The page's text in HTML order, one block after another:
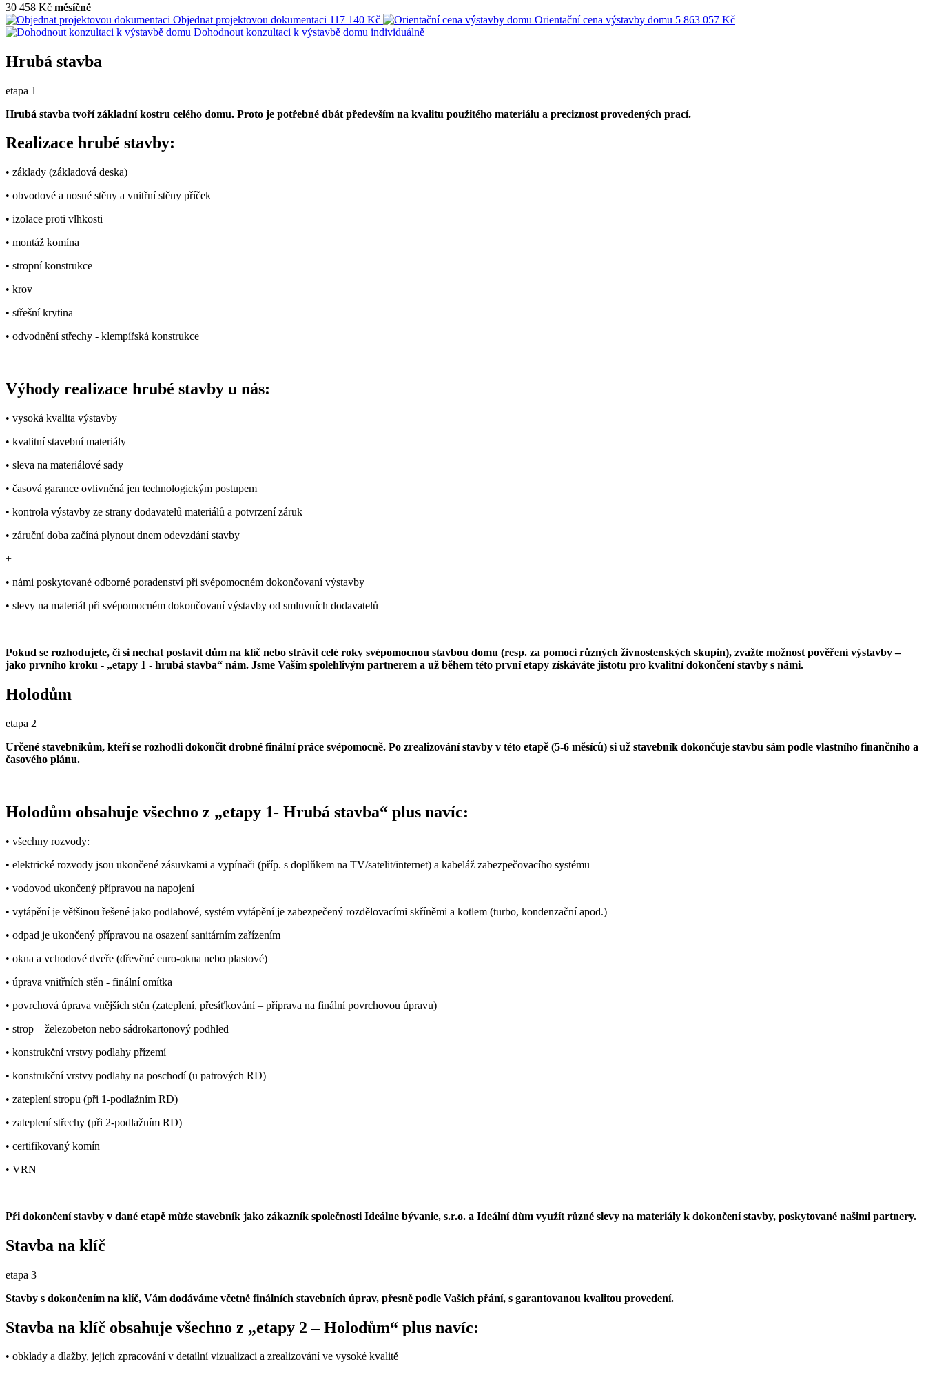
30 458 Kč měsíčně
Objednat projektovou dokumentaci 117 140 Kč Orientační cena výstavby domu 5 863 057 Kč
Dohodnout konzultaci k výstavbě domu individuálně
Hrubá stavba
etapa 1
Hrubá stavba tvoří základní kostru celého domu. Proto je potřebné dbát především na kvalitu použitého materiálu a preciznost provedených prací.
Realizace hrubé stavby:
• základy (základová deska)
• obvodové a nosné stěny a vnitřní stěny příček
• izolace proti vlhkosti
• montáž komína
• stropní konstrukce
• krov
• střešní krytina
• odvodnění střechy - klempířská konstrukce
Výhody realizace hrubé stavby u nás:
• vysoká kvalita výstavby
• kvalitní stavební materiály
• sleva na materiálové sady
• časová garance ovlivněná jen technologickým postupem
• kontrola výstavby ze strany dodavatelů materiálů a potvrzení záruk
• záruční doba začíná plynout dnem odevzdání stavby
+
• námi poskytované odborné poradenství při svépomocném dokončovaní výstavby
• slevy na materiál při svépomocném dokončovaní výstavby od smluvních dodavatelů
Pokud se rozhodujete, či si nechat postavit dům na klíč nebo strávit celé roky svépomocnou stavbou domu (resp. za pomoci různých živnostenských skupin), zvažte možnost pověření výstavby –
jako prvního kroku - „etapy 1 - hrubá stavba“ nám. Jsme Vaším spolehlivým partnerem a už během této první etapy získáváte jistotu pro kvalitní dokončení stavby s námi.
Holodům
etapa 2
Určené stavebníkům, kteří se rozhodli dokončit drobné finální práce svépomocně. Po zrealizování stavby v této etapě (5-6 měsíců) si už stavebník dokončuje stavbu sám podle vlastního finančního a
časového plánu.
Holodům obsahuje všechno z „etapy 1- Hrubá stavba“ plus navíc:
• všechny rozvody:
• elektrické rozvody jsou ukončené zásuvkami a vypínači (příp. s doplňkem na TV/satelit/internet) a kabeláž zabezpečovacího systému
• vodovod ukončený přípravou na napojení
• vytápění je většinou řešené jako podlahové, systém vytápění je zabezpečený rozdělovacími skříněmi a kotlem (turbo, kondenzační apod.)
• odpad je ukončený přípravou na osazení sanitárním zařízením
• okna a vchodové dveře (dřevěné euro-okna nebo plastové)
• úprava vnitřních stěn - finální omítka
• povrchová úprava vnějších stěn (zateplení, přesíťkování – příprava na finální povrchovou úpravu)
• strop – železobeton nebo sádrokartonový podhled
• konstrukční vrstvy podlahy přízemí
• konstrukční vrstvy podlahy na poschodí (u patrových RD)
• zateplení stropu (při 1-podlažním RD)
• zateplení střechy (při 2-podlažním RD)
• certifikovaný komín
• VRN
Při dokončení stavby v dané etapě může stavebník jako zákazník společnosti Ideálne bývanie, s.r.o. a Ideální dům využít různé slevy na materiály k dokončení stavby, poskytované našimi partnery.
Stavba na klíč
etapa 3
Stavby s dokončením na klíč, Vám dodáváme včetně finálních stavebních úprav, přesně podle Vašich přání, s garantovanou kvalitou provedení.
Stavba na klíč obsahuje všechno z „etapy 2 – Holodům“ plus navíc:
• obklady a dlažby, jejich zpracování v detailní vizualizaci a zrealizování ve vysoké kvalitě